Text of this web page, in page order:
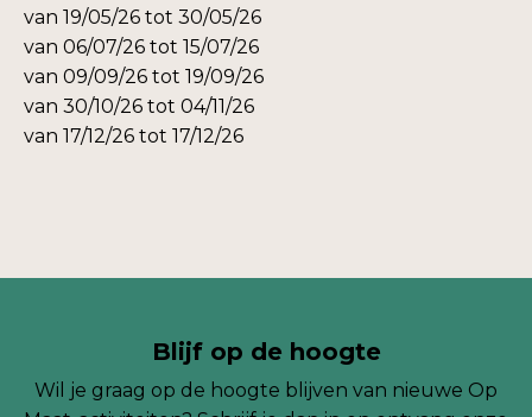
van 19/05/26 tot 30/05/26
van 06/07/26 tot 15/07/26
van 09/09/26 tot 19/09/26
van 30/10/26 tot 04/11/26
van 17/12/26 tot 17/12/26
Blijf op de hoogte
Wil je graag op de hoogte blijven van nieuwe Op